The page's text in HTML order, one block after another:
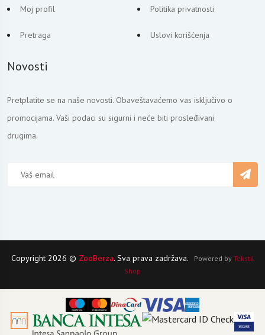
Moj profil
Pretraga
Politika privatnosti
Uslovi korišćenja
Novosti
Pretplatite se na naše novosti. Obaveštavaćemo vas isključivo o
promocijama. Vaši podaci su sigurni i neće biti prosleđivani
drugima.
Copyright 2026 © ZooBerza. Sva prava zadržava. Powered by Tekstil
Shop